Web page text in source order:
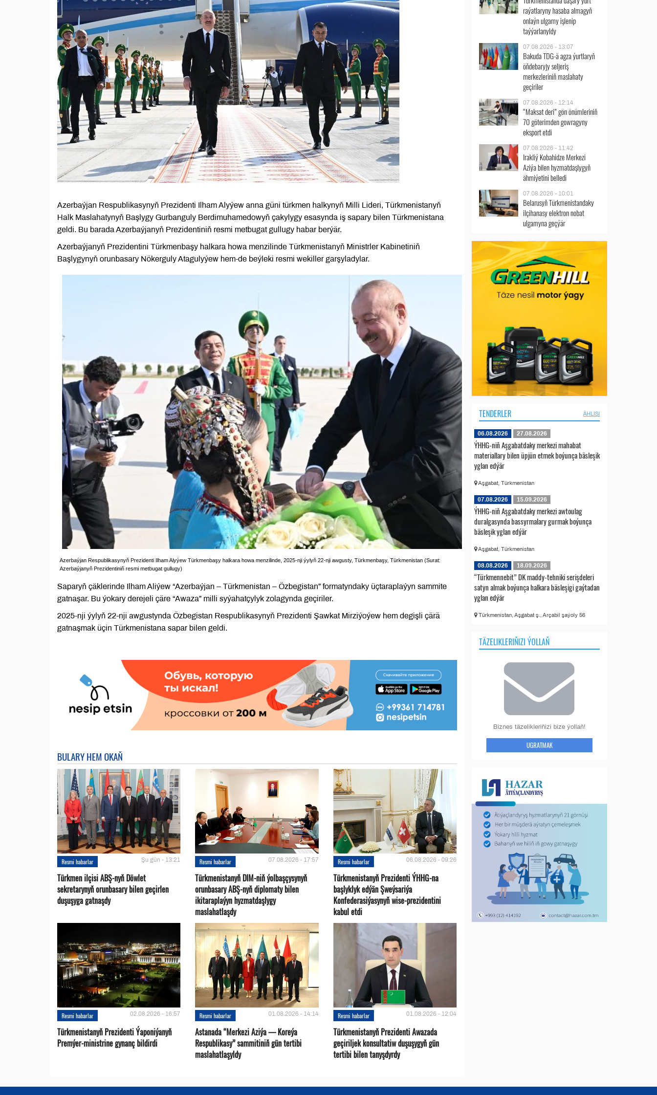
Azerbaýjan Respublikasynyň Prezidenti Ilham Alyýew anna güni türkmen halkynyň Milli Lideri, Türkmenistanyň
Halk Maslahatynyň Başlygy Gurbanguly Berdimuhamedowyň çakylygy esasynda iş sapary bilen Türkmenistana
geldi. Bu barada Azerbaýjanyň Prezidentiniň resmi metbugat gullugy habar berýär.
Azerbaýjanyň Prezidentini Türkmenbaşy halkara howa menzilinde Türkmenistanyň Ministrler Kabinetiniň
Başlygynyň orunbasary Nökerguly Atagulyýew hem-de beýleki resmi wekiller garşyladylar.
Azerbaýjan Respublikasynyň Prezidenti Ilham Alyýew Türkmenbaşy halkara howa menzilinde, 2025-nji ýylyň 22-nji awgusty, Türkmenbaşy, Türkmenistan (Surat:
Azerbaýjanyň Prezidentiniň resmi metbugat gullugy)
Saparyň çäklerinde Ilham Aliýew “Azerbaýjan – Türkmenistan – Özbegistan” formatyndaky üçtaraplaýyn sammite
gatnaşar. Bu ýokary derejeli çäre “Awaza” milli syýahatçylyk zolagynda geçiriler.
2025-nji ýylyň 22-nji awgustynda Özbegistan Respublikasynyň Prezidenti Şawkat Mirziýoýew hem degişli çärä
gatnaşmak üçin Türkmenistana sapar bilen geldi.
BULARY HEM OKAŇ
Resmi habarlar Şu gün - 13:21
Türkmen ilçisi ABŞ-nyň Döwlet
sekretarynyň orunbasary bilen geçirlen
duşuşyga gatnaşdy
Resmi habarlar 07.08.2026 - 17:57
Türkmenistanyň DIM-niň ýolbaşçysynyň
orunbasary ABŞ-nyň diplomaty bilen
ikitaraplaýyn hyzmatdaşlygy
maslahatlaşdy
Resmi habarlar 06.08.2026 - 09:26
Türkmenistanyň Prezidenti ÝHHG-na
başlyklyk edýän Şweýsariýa
Konfederasiýasynyň wise-prezidentini
kabul etdi
Resmi habarlar 02.08.2026 - 16:57
Türkmenistanyň Prezidenti Ýaponiýanyň
Premýer-ministrine gynanç bildirdi
Resmi habarlar 01.08.2026 - 14:14
Astanada “Merkezi Aziýa — Koreýa
Respublikasy” sammitiniň gün tertibi
maslahatlaşyldy
Resmi habarlar 01.08.2026 - 12:04
Türkmenistanyň Prezidenti Awazada
geçiriljek konsultatiw duşuşygyň gün
tertibi bilen tanyşdyrdy
raýatlaryny hasaba almagyň
onlaýn ulgamy işlenip
taýýarlanyldy
07.08.2026 - 13:07
Bakuda TDG-ä agza ýurtlaryň
öňdebaryjy seljeriş
merkezleriniň maslahaty
geçiriler
07.08.2026 - 12:14
“Maksat deri” gön önümleriniň
70 göterimden gowragyny
eksport etdi
07.08.2026 - 11:42
Irakliý Kobahidze Merkezi
Aziýa bilen hyzmatdaşlygyň
ähmiýetini belledi
07.08.2026 - 10:01
Belarusyň Türkmenistandaky
ilçihanasy elektron nobat
ulgamyna geçýär
TENDERLER ÄHLISI
06.08.2026 27.08.2026
ÝHHG-niň Aşgabatdaky merkezi mahabat
materiallary bilen üpjün etmek boýunça bäsleşik
yglan edýär
Aşgabat, Türkmenistan
07.08.2026 15.09.2026
ÝHHG-niň Aşgabatdaky merkezi awtoulag
duralgasynda bassyrmalary gurmak boýunça
bäsleşik yglan edýär
Aşgabat, Türkmenistan
08.08.2026 18.09.2026
“Türkmennebit” DK maddy-tehniki serişdeleri
satyn almak boýunça halkara bäsleşigi gaýtadan
yglan edýär
Türkmenistan, Aşgabat ş., Arçabil şaýoly 56
TÄZELIKLERIŇIZI ÝOLLAŇ
Biznes täzelikleriňizi bize ýollaň!
UGRATMAK